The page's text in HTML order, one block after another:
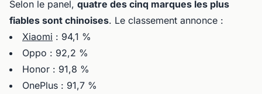
Selon le panel, quatre des cinq marques les plus
fiables sont chinoises. Le classement annonce :
Xiaomi : 94,1 %
Oppo : 92,2 %
Honor : 91,8 %
OnePlus : 91,7 %